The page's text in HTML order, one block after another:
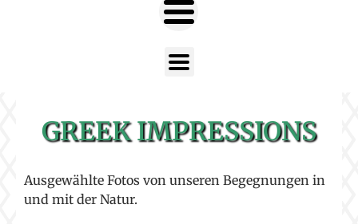
GREEK IMPRESSIONS
Ausgewählte Fotos von unseren Begegnungen in
und mit der Natur.